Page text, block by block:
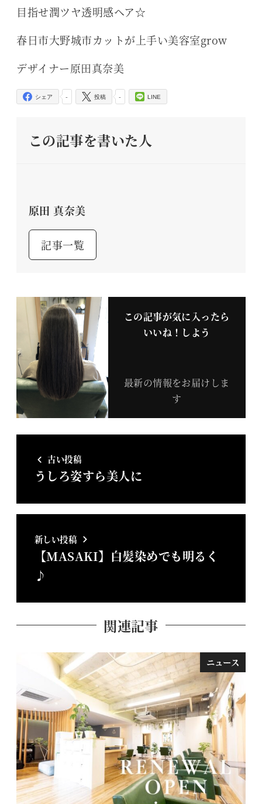
目指せ潤ツヤ透明感ヘア☆
春日市大野城市カットが上手い美容室grow
デザイナー原田真奈美
-
シェア -
投稿 LINE
この記事を書いた人
原田 真奈美
記事一覧
この記事が気に入ったら
いいね！しよう
最新の情報をお届けしま
す
古い投稿
うしろ姿すら美人に
新しい投稿
【MASAKI】白髪染めでも明るく
♪
関連記事
ニュース